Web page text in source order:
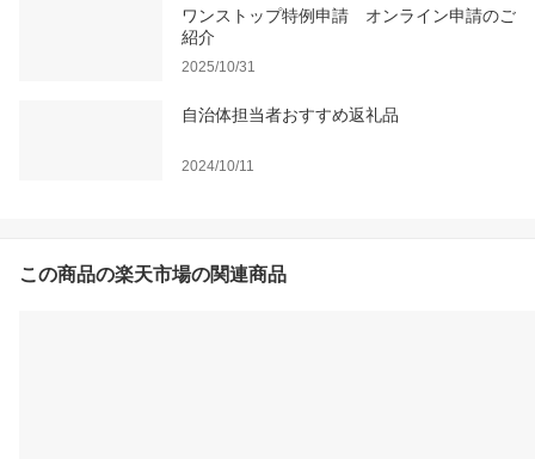
ワンストップ特例申請 オンライン申請のご
紹介
2025/10/31
自治体担当者おすすめ返礼品
2024/10/11
この商品の楽天市場の関連商品